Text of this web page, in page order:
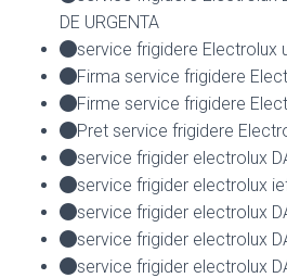
DE URGENTA
service frigidere Electrolux
Firma service frigidere
Firme service frigidere
Pret service frigidere
service frigider electrolux
service frigider electrolux
service frigider electrolux
service frigider electrolux
service frigider electrolux